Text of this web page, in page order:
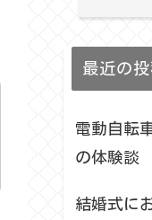
最近の
電動自転
の体験談
結婚式に